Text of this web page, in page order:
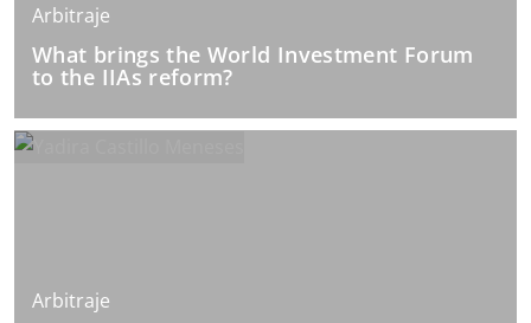
Arbitraje
What brings the World Investment Forum
to the IIAs reform?
Arbitraje